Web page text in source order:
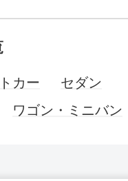
カー
セダン
ワゴン・ミニバン